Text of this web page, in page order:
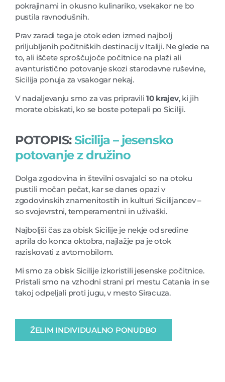
pokrajinami in okusno kulinariko, vsekakor ne bo
pustila ravnodušnih.
Prav zaradi tega je otok eden izmed najbolj
priljubljenih počitniških destinacij v Italiji. Ne glede na
to, ali iščete sproščujoče počitnice na plaži ali
avanturistično potovanje skozi starodavne ruševine,
Sicilija ponuja za vsakogar nekaj.
V nadaljevanju smo za vas pripravili10 krajev, ki jih
morate obiskati, ko se boste potepali po Siciliji.
POTOPIS: Sicilija – jesensko
potovanje z družino
Dolga zgodovina in številni osvajalci so na otoku
pustili močan pečat, kar se danes opazi v
zgodovinskih znamenitostih in kulturi Sicilijancev –
so svojevrstni, temperamentni in uživaški.
Najboljši čas za obisk Sicilije je nekje od sredine
aprila do konca oktobra, najlažje pa je otok
raziskovati z avtomobilom.
Mi smo za obisk Sicilije izkoristili jesenske počitnice.
Pristali smo na vzhodni strani pri mestu Catania in se
takoj odpeljali proti jugu, v mesto Siracuza.
ŽELIM INDIVIDUALNO PONUDBO